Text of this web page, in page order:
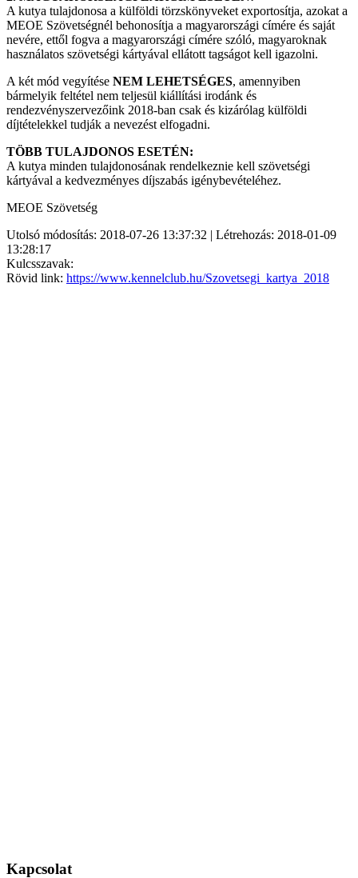
A kutya tulajdonosa a külföldi törzskönyveket exportosítja, azokat a
MEOE Szövetségnél behonosítja a magyarországi címére és saját
nevére, ettől fogva a magyarországi címére szóló, magyaroknak
használatos szövetségi kártyával ellátott tagságot kell igazolni.
A két mód vegyítése NEM LEHETSÉGES, amennyiben
bármelyik feltétel nem teljesül kiállítási irodánk és
rendezvényszervezőink 2018-ban csak és kizárólag külföldi
díjtételekkel tudják a nevezést elfogadni.
TÖBB TULAJDONOS ESETÉN:
A kutya minden tulajdonosának rendelkeznie kell szövetségi
kártyával a kedvezményes díjszabás igénybevételéhez.
MEOE Szövetség
Utolsó módosítás: 2018-07-26 13:37:32 | Létrehozás: 2018-01-09
13:28:17
Kulcsszavak:
Rövid link: https://www.kennelclub.hu/Szovetsegi_kartya_2018
Kapcsolat